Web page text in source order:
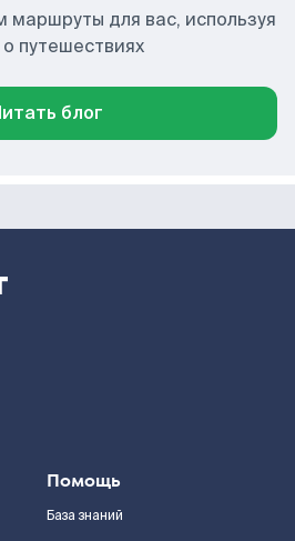
для вас, используя
путешествиях
блог
Помощь
База знаний